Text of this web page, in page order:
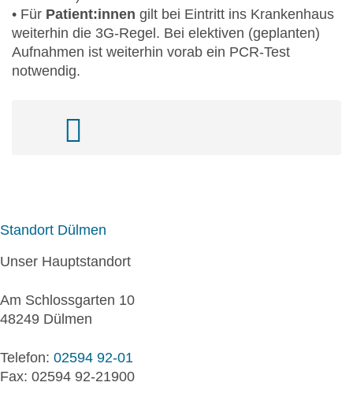
• Für Patient:innen gilt bei Eintritt ins Krankenhaus
weiterhin die 3G-Regel. Bei elektiven (geplanten)
Aufnahmen ist weiterhin vorab ein PCR-Test
notwendig.
Standort Dülmen
Unser Hauptstandort
Am Schlossgarten 10
48249 Dülmen
Telefon: 02594 92-01
Fax: 02594 92-21900